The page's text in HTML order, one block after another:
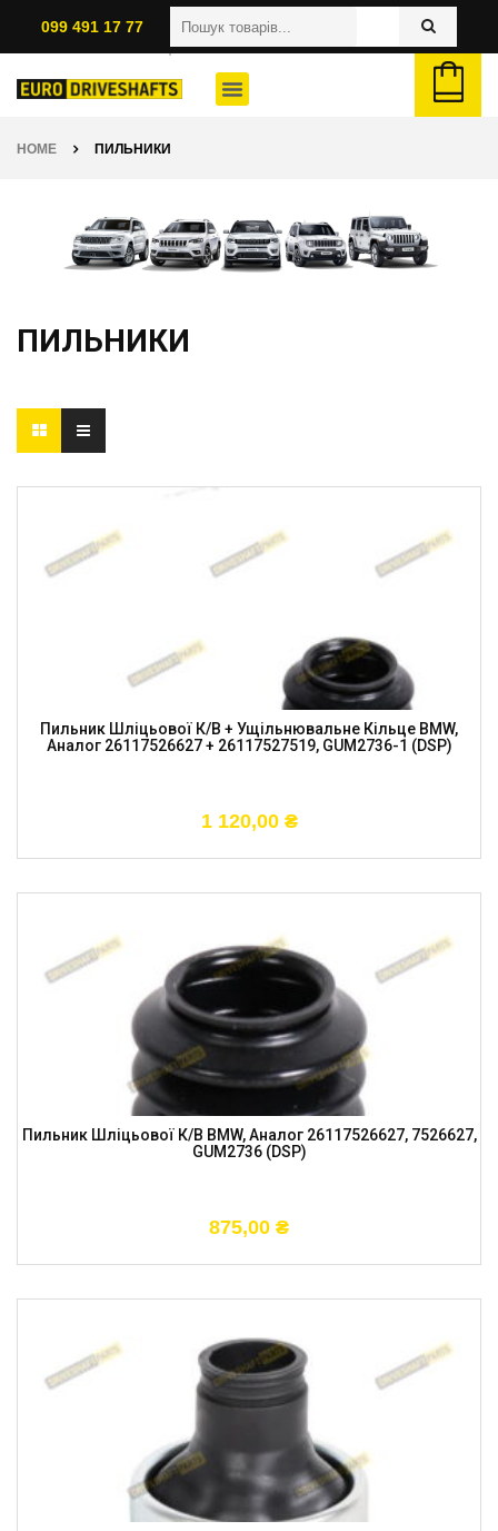
099 491 17 77
HOME ПИЛЬНИКИ
ПИЛЬНИКИ
Пильник Шліцьової К/в + Ущільнювальне Кільце BMW,
Аналог 26117526627 + 26117527519, GUM2736-1 (DSP)
1 120,00 ₴
Пильник Шліцьової К/в BMW, Аналог 26117526627, 7526627,
GUM2736 (DSP)
875,00 ₴